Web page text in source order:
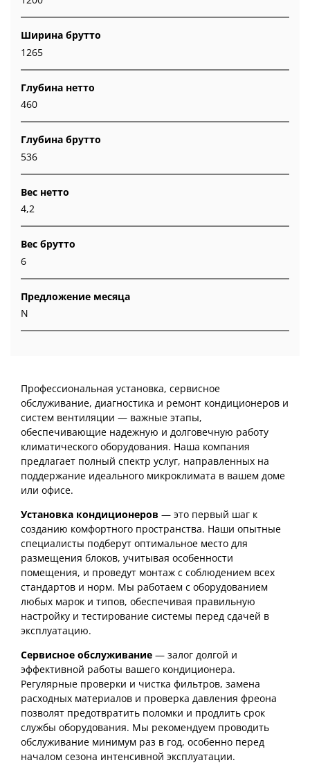
Ширина брутто
1265
Глубина нетто
460
Глубина брутто
536
Вес нетто
4,2
Вес брутто
6
Предложение месяца
N
Профессиональная установка, сервисное
обслуживание, диагностика и ремонт кондиционеров и
систем вентиляции — важные этапы,
обеспечивающие надежную и долговечную работу
климатического оборудования. Наша компания
предлагает полный спектр услуг, направленных на
поддержание идеального микроклимата в вашем доме
или офисе.
Установка кондиционеров — это первый шаг к
созданию комфортного пространства. Наши опытные
специалисты подберут оптимальное место для
размещения блоков, учитывая особенности
помещения, и проведут монтаж с соблюдением всех
стандартов и норм. Мы работаем с оборудованием
любых марок и типов, обеспечивая правильную
настройку и тестирование системы перед сдачей в
эксплуатацию.
Сервисное обслуживание — залог долгой и
эффективной работы вашего кондиционера.
Регулярные проверки и чистка фильтров, замена
расходных материалов и проверка давления фреона
позволят предотвратить поломки и продлить срок
службы оборудования. Мы рекомендуем проводить
обслуживание минимум раз в год, особенно перед
началом сезона интенсивной эксплуатации.